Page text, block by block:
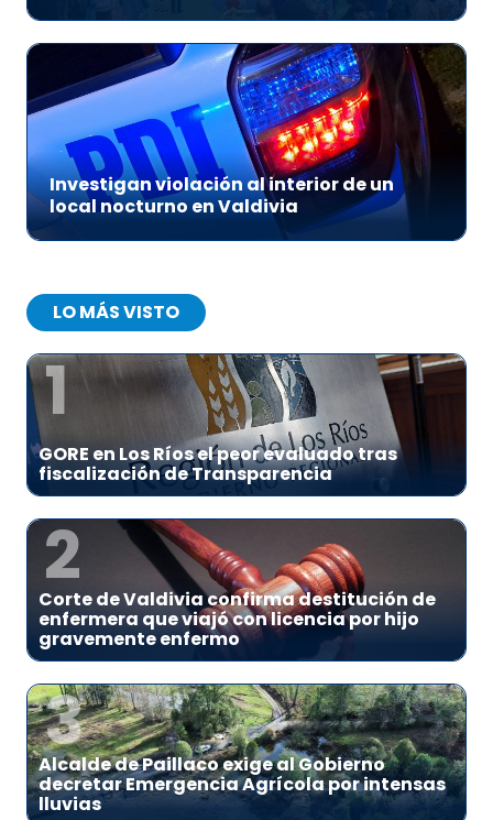
Investigan violación al interior de un
local nocturno en Valdivia
LO MÁS VISTO
1
GORE en Los Ríos el peor evaluado tras
fiscalización de Transparencia
2
Corte de Valdivia confirma destitución de
enfermera que viajó con licencia por hijo
gravemente enfermo
3
Alcalde de Paillaco exige al Gobierno
decretar Emergencia Agrícola por intensas
lluvias